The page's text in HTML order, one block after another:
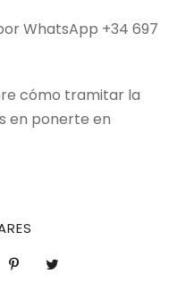
WhatsApp +34 697
cómo tramitar la
en ponerte en